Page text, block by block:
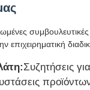
Συζητήσεις